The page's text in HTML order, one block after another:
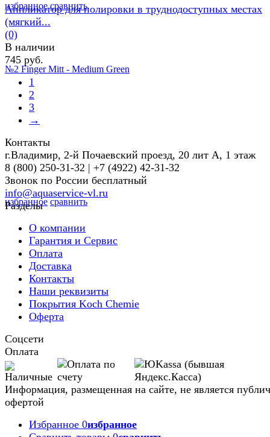
избранное сравнить
избранное сравнить
Аппликатор для полировки в труднодоступных местах
(мягкий...
(0)
В наличии
745 руб.
1
2
3
→
Контакты
г.Владимир, 2-й Почаевский проезд, 20 лит А, 1 этаж
8 (800) 250-31-32 | +7 (4922) 42-31-32
Звонок по России бесплатный
info@aquaservice-vl.ru
Разделы
О компании
Гарантия и Сервис
Оплата
Доставка
Контакты
Наши реквизиты
Покрытия Koch Chemie
Оферта
Соцсети
Оплата
Информация, размещенная на сайте, не является
офертой
Избранное 0избранное